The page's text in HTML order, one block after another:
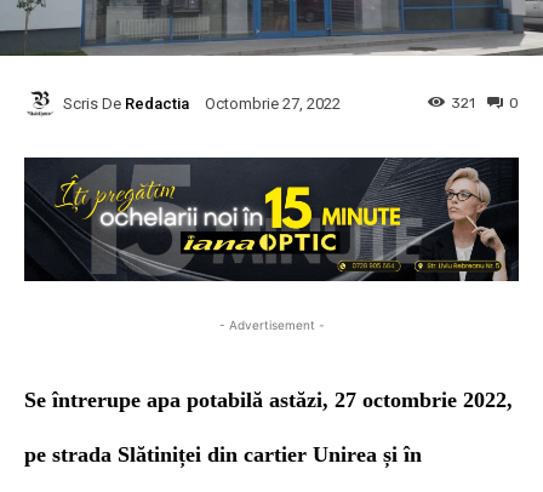
Scris De Redactia Octombrie 27, 2022 0
321
- Advertisement -
Se întrerupe apa potabilă astăzi, 27 octombrie 2022,
pe strada Slătiniței din cartier Unirea și în